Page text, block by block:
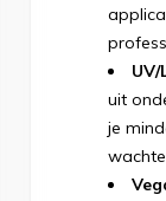
UV/
uit
je